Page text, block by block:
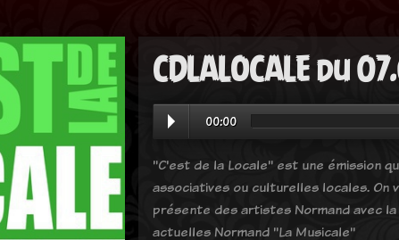
CDLALOCALE du
00:00
"C'est de la Locale" est une émission
associatives ou culturelles locales. On
présente des artistes Normand avec
actuelles Normand "La Musicale"